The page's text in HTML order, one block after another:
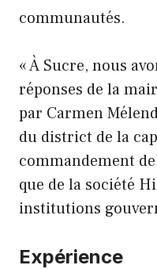
communautés.
« À Sucre, nous
réponses de la
par Carmen
du district de la
commandement
que de la société
institutions
Expérience